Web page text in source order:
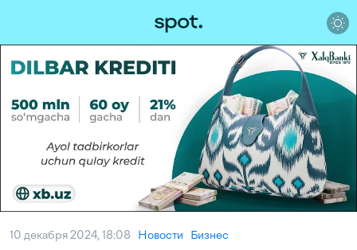
10 декабря 2024, 18:08 Новости Бизнес